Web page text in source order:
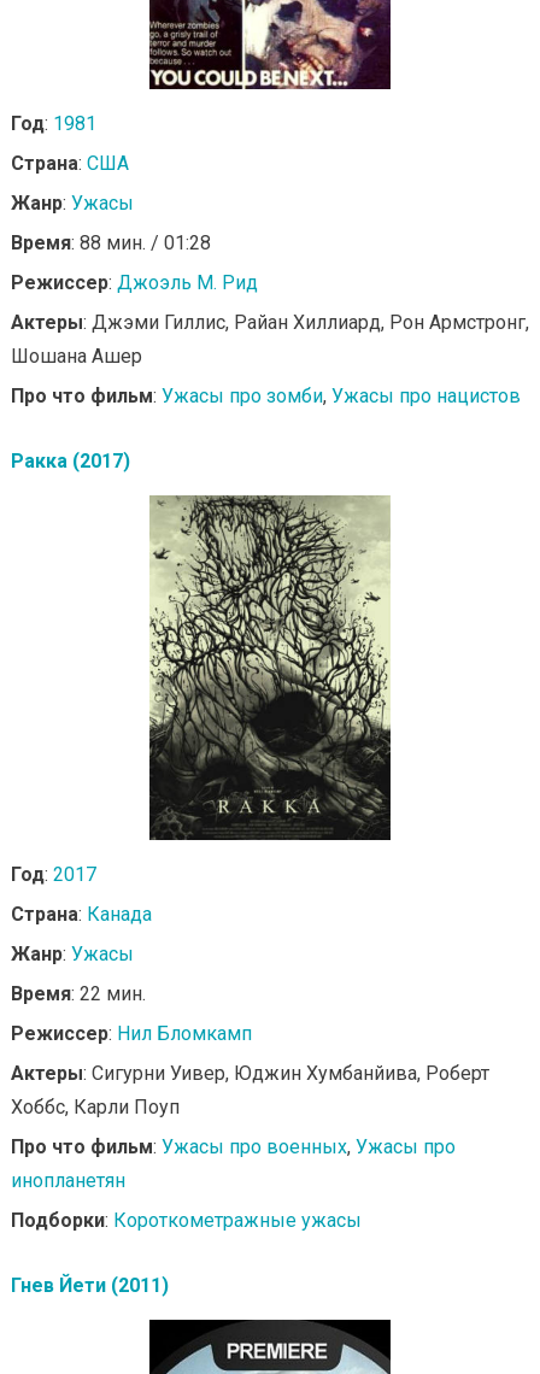
Год: 1981
Страна: США
Жанр: Ужасы
Время: 88 мин. / 01:28
Режиссер: Джоэль М. Рид
Актеры: Джэми Гиллис, Райан Хиллиард, Рон Армстронг,
Шошана Ашер
Про что фильм: Ужасы про зомби, Ужасы про нацистов
Ракка (2017)
Год: 2017
Страна: Канада
Жанр: Ужасы
Время: 22 мин.
Режиссер: Нил Бломкамп
Актеры: Сигурни Уивер, Юджин Хумбанйива, Роберт
Хоббс, Карли Поуп
Про что фильм: Ужасы про военных, Ужасы про
инопланетян
Подборки: Короткометражные ужасы
Гнев Йети (2011)